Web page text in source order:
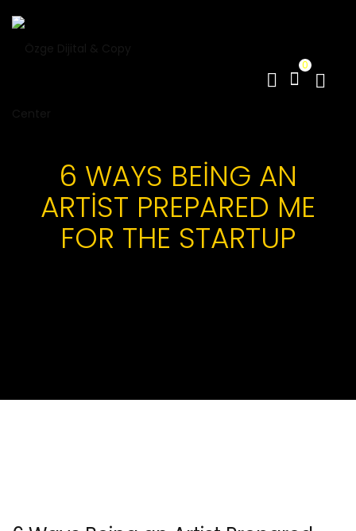
0
6 WAYS BEING AN
ARTIST PREPARED ME
FOR THE STARTUP